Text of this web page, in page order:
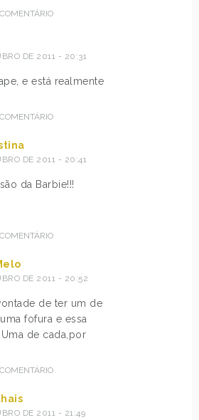
DE 2011 - 20:31
e está realmente
DE 2011 - 20:41
da Barbie!!!
DE 2011 - 20:52
de ter um de
fofura e essa
de cada,por
DE 2011 - 21:49